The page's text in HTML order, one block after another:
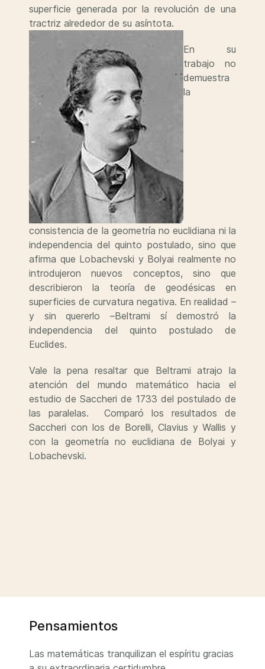
superficie generada por la revolución de una
tractriz alrededor de su asíntota.
En su
trabajo no
demuestra
la
consistencia de la geometría no euclidiana ni la
independencia del quinto postulado, sino que
afirma que Lobachevski y Bolyai realmente no
introdujeron nuevos conceptos, sino que
describieron la teoría de geodésicas en
superficies de curvatura negativa. En realidad –
y sin quererlo –Beltrami sí demostró la
independencia del quinto postulado de
Euclides.
Vale la pena resaltar que Beltrami atrajo la
atención del mundo matemático hacia el
estudio de Saccheri de 1733 del postulado de
las paralelas. Comparó los resultados de
Saccheri con los de Borelli, Clavius y Wallis y
con la geometría no euclidiana de Bolyai y
Lobachevski.
Pensamientos
Las matemáticas tranquilizan el espíritu gracias